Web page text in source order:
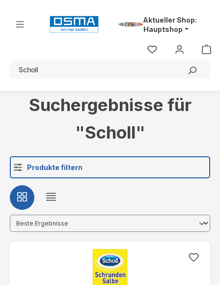
Aktueller Shop:
Hauptshop
Suchergebnisse für
"Scholl"
Produkte filtern